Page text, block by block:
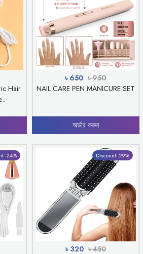
Hair
৳ 650 ৳ 950
NAIL CARE PEN MANICURE SET
অর্ডার করুন
-24% Discount -29%
৳ 320 ৳ 450